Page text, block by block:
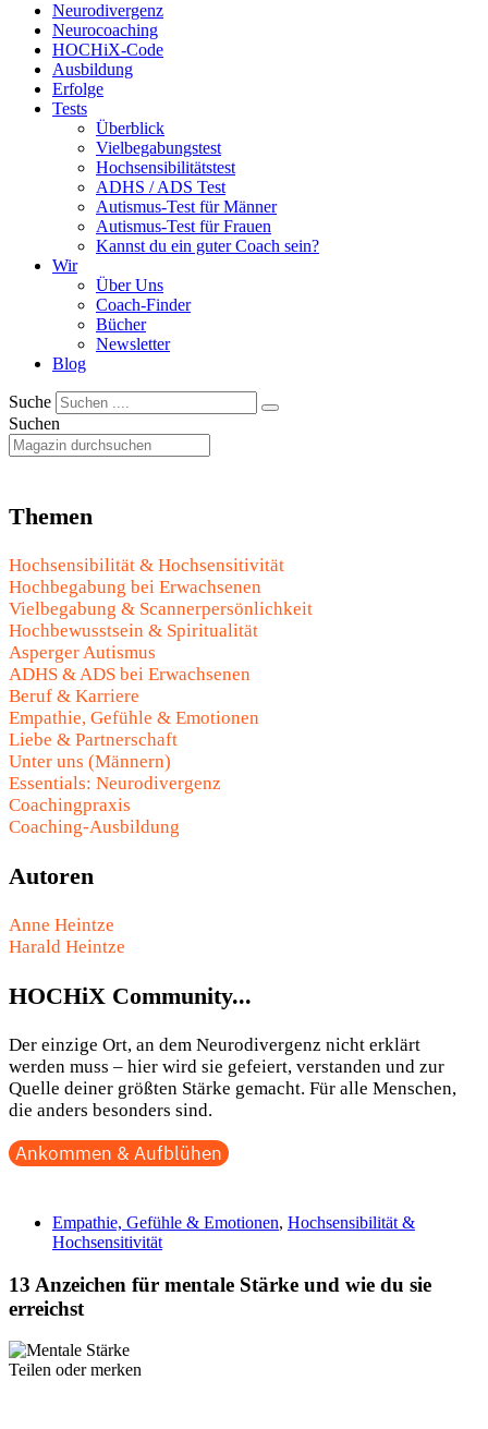
Neurodivergenz
Neurocoaching
HOCHiX-Code
Ausbildung
Erfolge
Tests
Überblick
Vielbegabungstest
Hochsensibilitätstest
ADHS / ADS Test
Autismus-Test für Männer
Autismus-Test für Frauen
Kannst du ein guter Coach sein?
Wir
Über Uns
Coach-Finder
Bücher
Newsletter
Blog
Suche
Suchen
Themen
Hochsensibilität & Hochsensitivität
Hochbegabung bei Erwachsenen
Vielbegabung & Scannerpersönlichkeit
Hochbewusstsein & Spiritualität
Asperger Autismus
ADHS & ADS bei Erwachsenen
Beruf & Karriere
Empathie, Gefühle & Emotionen
Liebe & Partnerschaft
Unter uns (Männern)
Essentials: Neurodivergenz
Coachingpraxis
Coaching-Ausbildung
Autoren
Anne Heintze
Harald Heintze
HOCHiX Community...
Der einzige Ort, an dem Neurodivergenz nicht erklärt
werden muss – hier wird sie gefeiert, verstanden und zur
Quelle deiner größten Stärke gemacht. Für alle Menschen,
die anders besonders sind.
Ankommen & Aufblühen
Empathie, Gefühle & Emotionen, Hochsensibilität &
Hochsensitivität
13 Anzeichen für mentale Stärke und wie du sie
erreichst
Teilen oder merken